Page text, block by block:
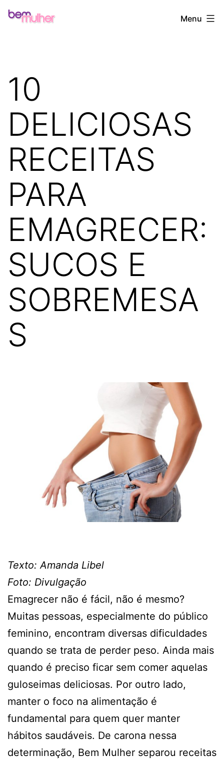
Pular
Bem
Menu
10
DELICIOSAS
RECEITAS
PARA
EMAGRECER:
SUCOS E
SOBREMESA
S
Texto: Amanda Libel
Foto: Divulgação
Emagrecer não é fácil, não é mesmo?
Muitas pessoas, especialmente do público
feminino, encontram diversas dificuldades
quando se trata de perder peso. Ainda mais
quando é preciso ficar sem comer aquelas
guloseimas deliciosas. Por outro lado,
manter o foco na alimentação é
fundamental para quem quer manter
hábitos saudáveis. De carona nessa
determinação, Bem Mulher separou receitas